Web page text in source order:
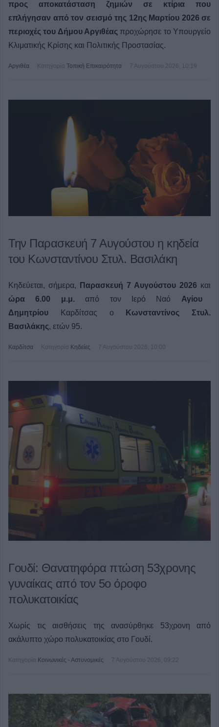
προς αποκατάσταση ζημιών σε κτίρια που
επλήγησαν από τον σεισμό της 12ης Μαρτίου 2026 σε
περιοχές του Δήμου Αργιθέας προχώρησε το Υπουργείο
Κλιματικής Κρίσης και Πολιτικής Προστασίας.
Αργιθέα Κατηγορία Τοπική Επικαιρότητα 7 Αυγούστου 2026, 10:19
Την Παρασκευή 7 Αυγούστου η κηδεία
του Κωνσταντίνου Στυλ. Βασιλάκη
Κηδεύεται, σήμερα, Παρασκευή 7 Αυγούστου 2026 και
ώρα 6.00 μ.μ. από τον Ιερό Ναό Αγίου
Δημητρίου
Καρδίτσας ο Κωνσταντίνος Στυλ.
Βασιλάκης, ετών 95.
Καρδίτσα Κατηγορία Κηδείες 7 Αυγούστου 2026, 10:00
Γουδί: Θανατηφόρα πτώση 53χρονης
γυναίκας από τον 5ο όροφο
πολυκατοικίας
Χωρίς τις αισθήσεις της ανασύρθηκε 53χρονη από
ακάλυπτο χώρο πολυκατοικίας στο Γουδί.
Κατηγορία Κοινωνικές - Αστυνομικές 7 Αυγούστου 2026, 09:22